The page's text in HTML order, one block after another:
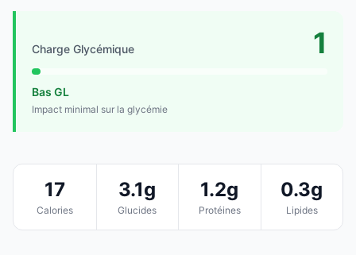
Charge Glycémique 1
Bas GL
Impact minimal sur la glycémie
17
Calories
3.1g
Glucides
1.2g
Protéines
0.3g
Lipides